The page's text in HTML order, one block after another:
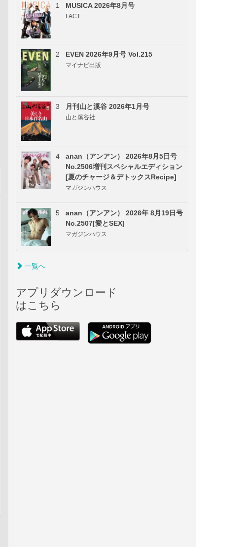
1 MUSICA 2026年8月号
FACT
2 EVEN 2026年9月号 Vol.215
マイナビ出版
3 月刊山と溪谷 2026年1月号
山と溪谷社
4
anan（アンアン） 2026年8月5日号
No.2506増刊スペシャルエディション
[夏のチャージ＆デトックスRecipe]
マガジンハウス
5
anan（アンアン） 2026年 8月19日号
No.2507[愛とSEX]
マガジンハウス
一覧へ
アプリダウンロード
はこちら